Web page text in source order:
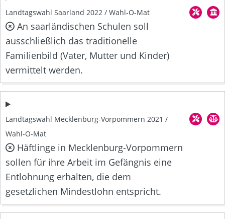
Landtagswahl Saarland 2022 / Wahl-O-Mat
An saarländischen Schulen soll
ausschließlich das traditionelle
Familienbild (Vater, Mutter und Kinder)
vermittelt werden.
Landtagswahl Mecklenburg-Vorpommern 2021 /
Wahl-O-Mat
Häftlinge in Mecklenburg-Vorpommern
sollen für ihre Arbeit im Gefängnis eine
Entlohnung erhalten, die dem
gesetzlichen Mindestlohn entspricht.